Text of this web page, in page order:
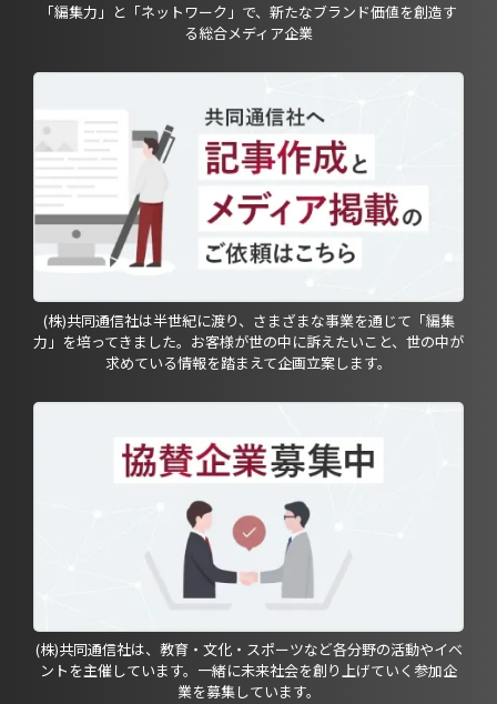
「編集力」と「ネットワーク」で、新たなブランド価値を創造す
る総合メディア企業
(株)共同通信社は半世紀に渡り、さまざまな事業を通じて「編集
力」を培ってきました。お客様が世の中に訴えたいこと、世の中が
求めている情報を踏まえて企画立案します。
(株)共同通信社は、教育・文化・スポーツなど各分野の活動やイベ
ントを主催しています。一緒に未来社会を創り上げていく参加企
業を募集しています。